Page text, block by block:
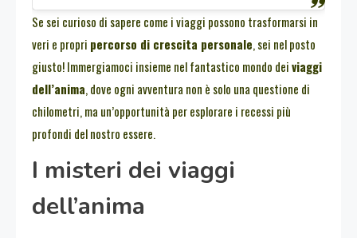
Se sei curioso di sapere come i viaggi possono trasformarsi in
veri e propri percorso di crescita personale, sei nel posto
giusto! Immergiamoci insieme nel fantastico mondo deiviaggi
dell’anima, dove ogni avventura non è solo una questione di
chilometri, ma un’opportunità per esplorare i recessi più
profondi del nostro essere.
I misteri dei viaggi
dell’anima